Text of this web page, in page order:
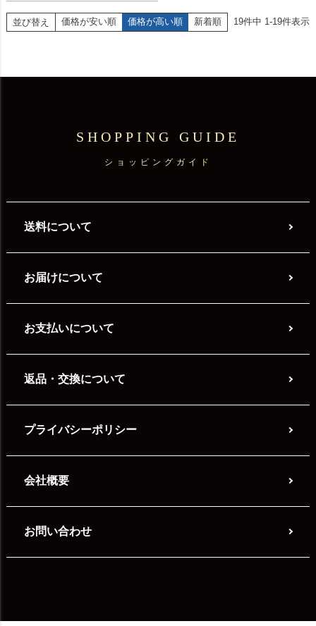
並び替え 価格が安い順 価格が高い順 新着順 19件中 1-19件表示
SHOPPING GUIDE
ショッピングガイド
送料について
お届けについて
お支払いについて
返品・交換について
プライバシーポリシー
会社概要
お問い合わせ